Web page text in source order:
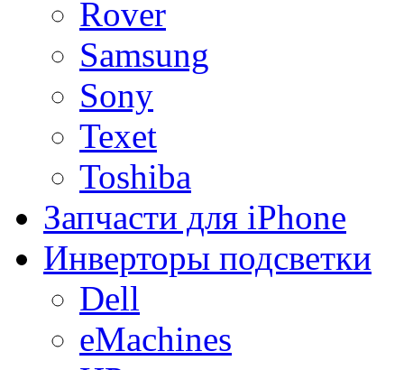
Rover
Samsung
Sony
Texet
Toshiba
Запчасти для iPhone
Инверторы подсветки
Dell
eMachines